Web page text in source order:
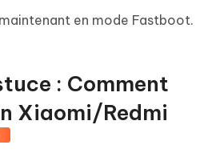
en mode Fastboot.
: Comment
Xiaomi/Redmi